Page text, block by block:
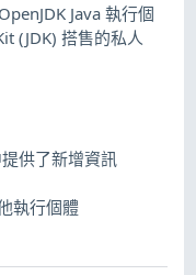
Java 執行個
(JDK) 搭售的私人
供了新增資訊
執行個體